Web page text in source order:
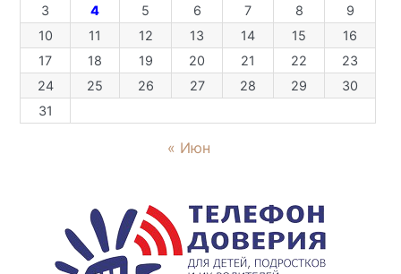
3
4 5 6 7 8
9
10
11 12 13 14 15
16
17
18 19 20 21 22
23
24
25 26 27 28 29
30
31
« Июн